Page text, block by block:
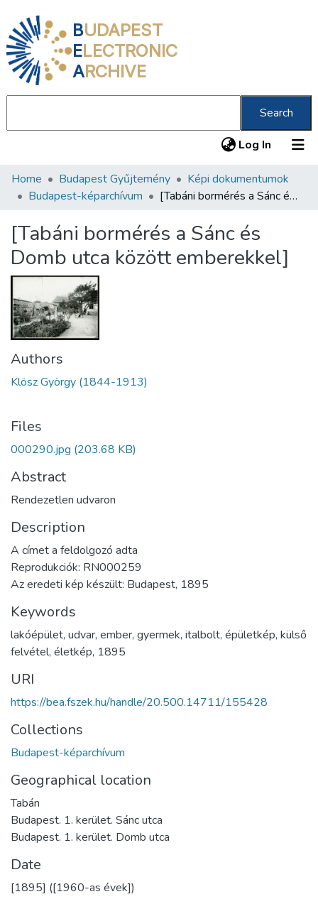
BUDAPEST
ELECTRONIC
ARCHIVE
Search
Log In (current)
Communities & Collections
Statistics
About us
Home Budapest Gyűjtemény
Képi dokumentumok
Budapest-képarchívum
[Tabáni bormérés a Sánc és Domb utca között emberekkel]
[Tabáni bormérés a Sánc és
Domb utca között emberekkel]
Authors
Klösz György (1844-1913)
Files
000290.jpg (203.68 KB)
Abstract
Rendezetlen udvaron
Description
A címet a feldolgozó adta
Reprodukciók: RN000259
Az eredeti kép készült: Budapest, 1895
Keywords
lakóépület, udvar, ember, gyermek, italbolt, épületkép, külső
felvétel, életkép, 1895
URI
https://bea.fszek.hu/handle/20.500.14711/155428
Collections
Budapest-képarchívum
Geographical location
Tabán
Budapest. 1. kerület. Sánc utca
Budapest. 1. kerület. Domb utca
Date
[1895] ([1960-as évek])